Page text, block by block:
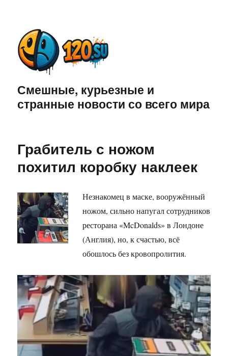
Смешные, курьезные и
странные новости со всего мира
Грабитель с ножом
похитил коробку наклеек
Незнакомец в маске, вооружённый
ножом, сильно напугал сотрудников
ресторана «McDonalds» в Лондоне
(Англия), но, к счастью, всё
обошлось без кровопролития.